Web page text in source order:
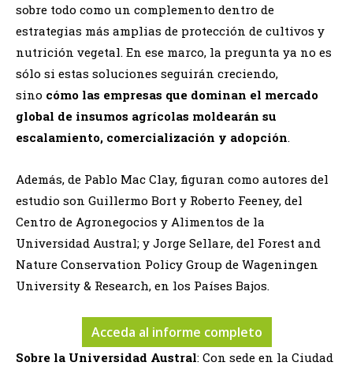
sobre todo como un complemento dentro de
estrategias más amplias de protección de cultivos y
nutrición vegetal. En ese marco, la pregunta ya no es
sólo si estas soluciones seguirán creciendo,
sino cómo las empresas que dominan el mercado
global de insumos agrícolas moldearán su
escalamiento, comercialización y adopción.
Además, de Pablo Mac Clay, figuran como autores del
estudio son Guillermo Bort y Roberto Feeney, del
Centro de Agronegocios y Alimentos de la
Universidad Austral; y Jorge Sellare, del Forest and
Nature Conservation Policy Group de Wageningen
University & Research, en los Países Bajos.
Acceda al informe completo
Sobre la Universidad Austral: Con sede en la Ciudad